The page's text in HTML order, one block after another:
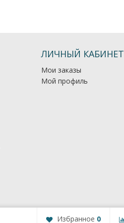
ЛИЧНЫЙ КАБИНЕТ
Мои заказы
Мой профиль
Избранное 0